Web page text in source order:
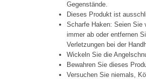
Gegenstände.
Dieses Produkt ist
Scharfe Haken: Seien Sie
immer ab oder entfernen
Verletzungen bei der
Wickeln Sie die
Bewahren Sie dieses
Versuchen Sie niemals,